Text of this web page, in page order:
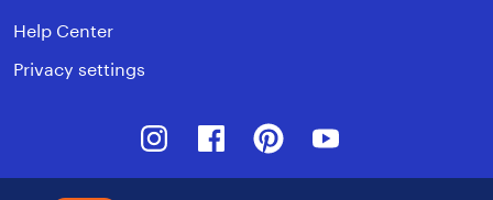
Help Center
Privacy settings
InstagramFacebookPinterest